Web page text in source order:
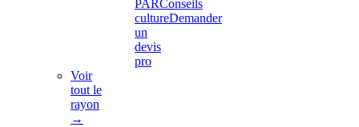
PARConseils
cultureDemander
un
devis
pro
Voir
tout le
rayon
→